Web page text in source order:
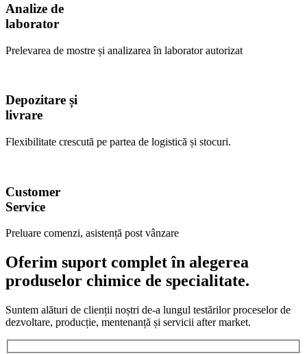
Analize de
laborator
Prelevarea de mostre și analizarea în laborator autorizat
Depozitare și
livrare
Flexibilitate crescută pe partea de logistică și stocuri.
Customer
Service
Preluare comenzi, asistență post vânzare
Oferim suport complet în alegerea
produselor chimice de specialitate.
Suntem alături de clienții noștri de-a lungul testărilor proceselor de
dezvoltare, producție, mentenanță și servicii after market.